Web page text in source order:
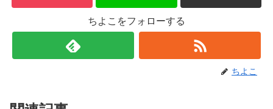
ちよこをフォローする
ちよこ